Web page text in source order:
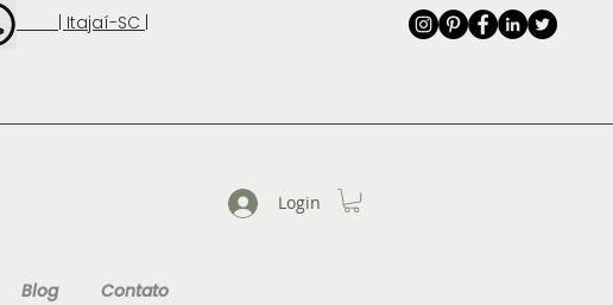
| Itajaí-SC |
Login
Blog Contato